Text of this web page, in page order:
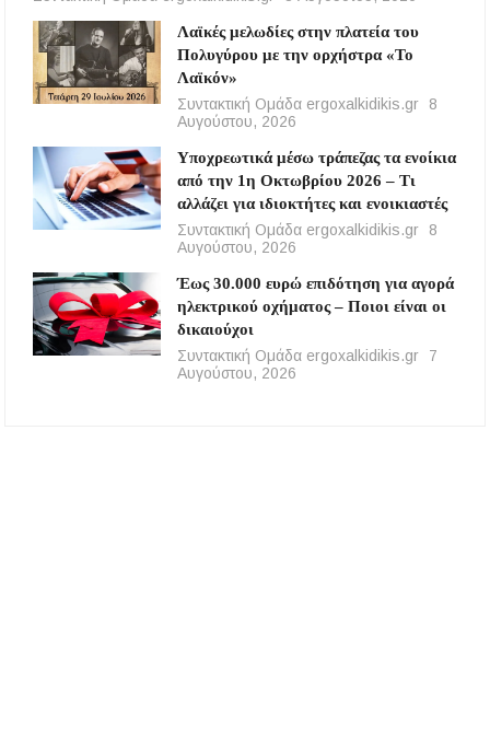
Λαϊκές μελωδίες στην πλατεία του
Πολυγύρου με την ορχήστρα «Το
Λαϊκόν»
Συντακτική Ομάδα ergoxalkidikis.gr
8
Αυγούστου, 2026
Υποχρεωτικά μέσω τράπεζας τα ενοίκια
από την 1η Οκτωβρίου 2026 – Τι
αλλάζει για ιδιοκτήτες και ενοικιαστές
Συντακτική Ομάδα ergoxalkidikis.gr
8
Αυγούστου, 2026
Έως 30.000 ευρώ επιδότηση για αγορά
ηλεκτρικού οχήματος – Ποιοι είναι οι
δικαιούχοι
Συντακτική Ομάδα ergoxalkidikis.gr
7
Αυγούστου, 2026